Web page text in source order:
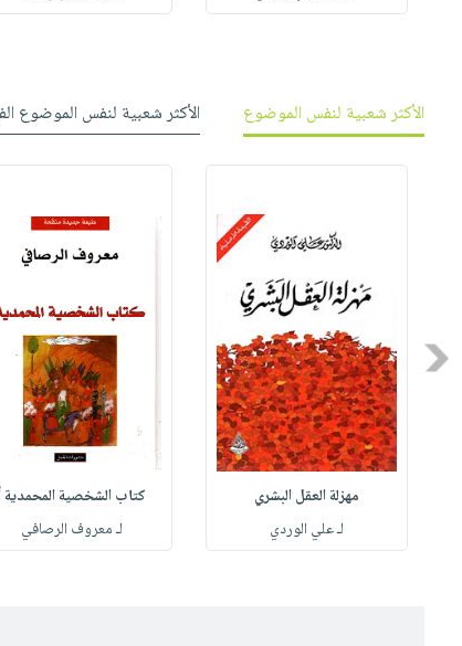
الأكثر شعبية لنفس الموضوع الأكثر شعبية لنفس الموضوع
Previous
مهزلة العقل البشري
لـ علي الوردي
كتاب الشخصية المحمدية
لـ معروف الرصافي